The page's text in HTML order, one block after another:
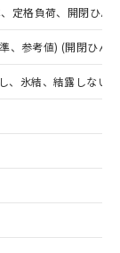
定格負荷、開閉ひん
、参考値) (開閉ひん
、氷結、結露しない
当社の
は開
成サー
要が
にご
、当社
の製
の取
こと
予定
るこ
が基
有害物
響を
お問
売する
容を当
社は、
者が違
は、取
ご確
況の